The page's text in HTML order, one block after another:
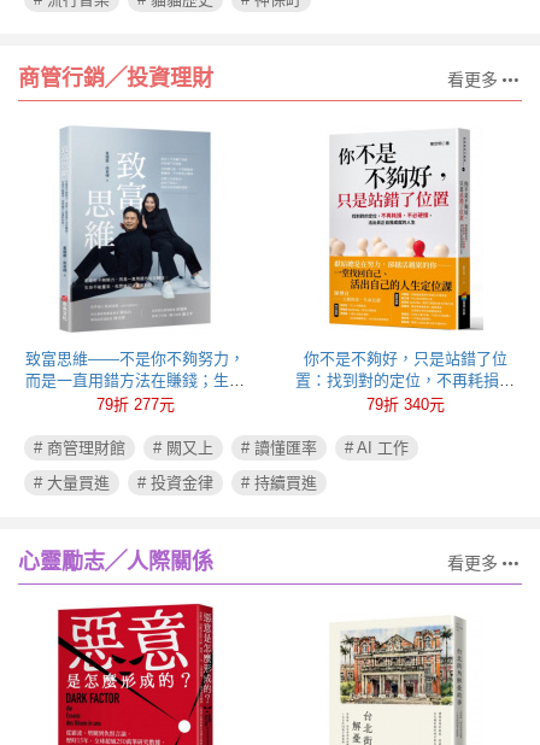
商管行銷╱投資理財 看更多
致富思維——不是你不夠努力，
而是一直用錯方法在賺錢；生命
不能重來，但思維可以重新彩
79折 277元
你不是不夠好，只是站錯了位
置：找到對的定位，不再耗損、
不必硬撐，活出真正自我成就的
79折 340元
# 商管理財館 # 闕又上 # 讀懂匯率
# AI 工作
# 大量買進
# 投資金律 # 持續買進
心靈勵志╱人際關係 看更多